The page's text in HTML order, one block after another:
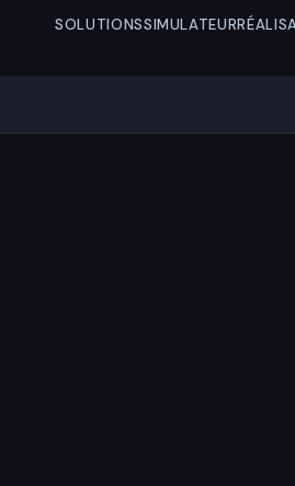
SOLUTIONSSIMULATEUR